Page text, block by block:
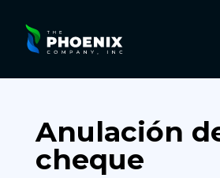
Anulación
cheque